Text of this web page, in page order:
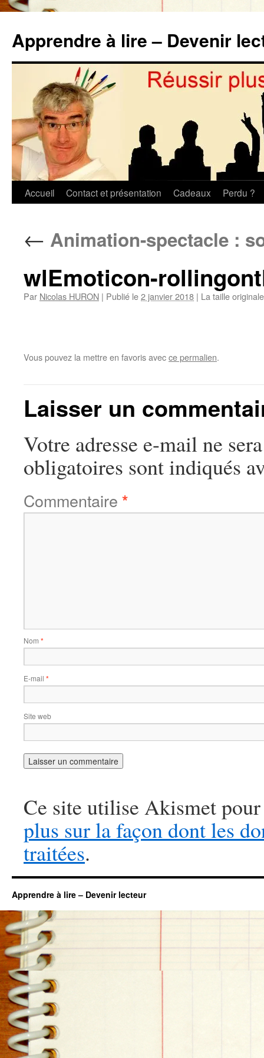
contenu
Apprendre à lire – Devenir
Accueil Contact et présentation Cadeaux Perdu ?
← Animation-spectacle :
wlEmoticon-
Par Nicolas HURON | Publié le2 janvier 2018 | La taille
Vous pouvez la mettre en favoris avecce permalien.
Laisser un
Votre adresse e-mail ne
obligatoires sont indiqués
Commentaire *
Nom *
E-mail *
Site web
Ce site utilise Akismet
plus sur la façon dont les
traitées.
Apprendre à lire – Devenir lecteur